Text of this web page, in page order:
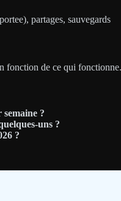
partages, sauvegards
fonction de ce qui
?
uns ?
?